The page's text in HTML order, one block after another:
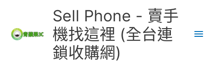
Sell Phone - 賣手
機找這裡 (全台連
鎖收購網)
要